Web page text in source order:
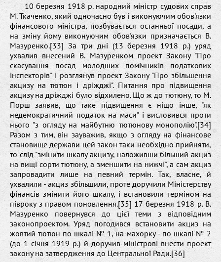
10 березня 1918 р. народний міністр судових справ
М. Ткаченко, який одночасно був і виконуючим обов'язки
фінансового міністра, позбувається останньої посади, а
на зміну йому виконуючим обов'язки призначається В.
Мазуренко.[33] За три дні (13 березня 1918 р.) уряд
ухвалив внесений В. Мазуренком проект Закону "Про
скасування посад молодших помічників податкових
інспекторів" і розглянув проект Закону "Про збільшення
акцизу на тютюн і дріжджі". Питання про підвищення
акцизу на дріжджі було відхилено. Що ж до тютюну, то М.
Порш заявив, що таке підвищення є ніщо інше, "як
недемократичний податок на маси" і висловився проти
нього "з огляду на майбутню тютюнову монополію".[34]
Разом з тим, він зауважив, якщо з огляду на фінансове
становище держави цей закон таки необхідно прийняти,
то слід "змінити шкалу акцизу, наложивши більший акциз
на вищі сорти тютюну, а зменшити на нижчі", а сам акциз
запровадити лише на певний термін. Так, власне, й
ухвалили - акциз збільшили, проте доручили Міністерству
фінансів змінити його шкалу, і встановили терміном на
півроку з правом поновлення.[35] 17 березня 1918 р. В.
Мазуренко повернувся до цієї теми з відповідним
законопроектом. Уряд погодився встановити акциз на
жовтий тютюн по шкалі № 1, на махорку - по шкалі № 2
(до 1 січня 1919 р.) й доручив міністрові внести проект
закону на затвердження до Центральної Ради.[36]